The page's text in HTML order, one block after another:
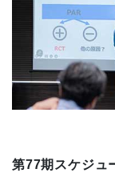
第77期スケジュ